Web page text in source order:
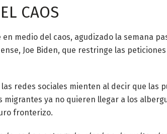
CAOS
medio del caos, agudizado la semana
Joe Biden, que restringe las
redes sociales mienten al decir que las
ya no quieren llegar a los
fronterizo.